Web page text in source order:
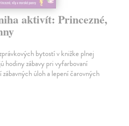
aktivít: Princezné,
bytostí v knižke plnej
hodiny zábavy pri vyfarbovaní
úloh a lepení čarovných